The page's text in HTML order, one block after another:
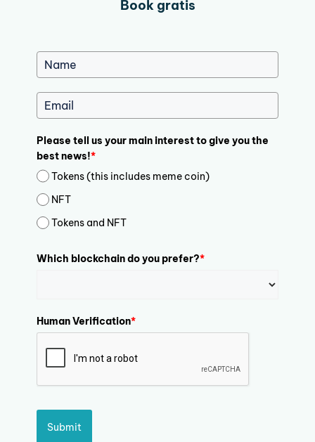
Book gratis
Please tell us your main interest to give you the
best news!*
Tokens (this includes meme coin)
NFT
Tokens and NFT
Which blockchain do you prefer?*
Human Verification*
Submit